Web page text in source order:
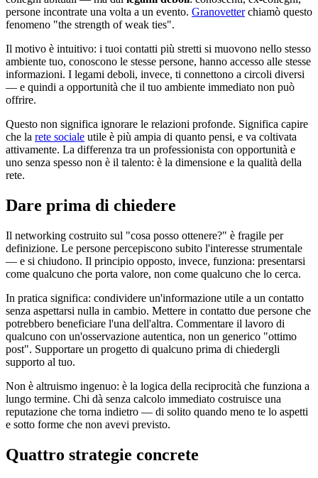
persone incontrate una volta a un evento. Granovetterchiamò questo
fenomeno "the strength of weak ties".
Il motivo è intuitivo: i tuoi contatti più stretti si muovono nello stesso
ambiente tuo, conoscono le stesse persone, hanno accesso alle stesse
informazioni. I legami deboli, invece, ti connettono a circoli diversi
— e quindi a opportunità che il tuo ambiente immediato non può
offrire.
Questo non significa ignorare le relazioni profonde. Significa capire
che la rete sociale utile è più ampia di quanto pensi, e va coltivata
attivamente. La differenza tra un professionista con opportunità e
uno senza spesso non è il talento: è la dimensione e la qualità della
rete.
Dare prima di chiedere
Il networking costruito sul "cosa posso ottenere?" è fragile per
definizione. Le persone percepiscono subito l'interesse strumentale
— e si chiudono. Il principio opposto, invece, funziona: presentarsi
come qualcuno che porta valore, non come qualcuno che lo cerca.
In pratica significa: condividere un'informazione utile a un contatto
senza aspettarsi nulla in cambio. Mettere in contatto due persone che
potrebbero beneficiare l'una dell'altra. Commentare il lavoro di
qualcuno con un'osservazione autentica, non un generico "ottimo
post". Supportare un progetto di qualcuno prima di chiedergli
supporto al tuo.
Non è altruismo ingenuo: è la logica della reciprocità che funziona a
lungo termine. Chi dà senza calcolo immediato costruisce una
reputazione che torna indietro — di solito quando meno te lo aspetti
e sotto forme che non avevi previsto.
Quattro strategie concrete